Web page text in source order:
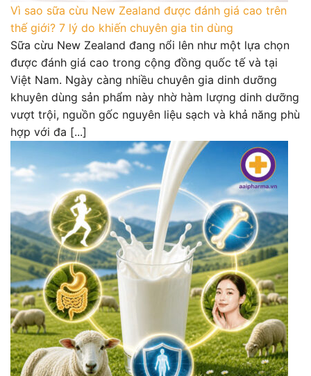
Vì sao sữa cừu New Zealand được đánh giá cao trên
thế giới? 7 lý do khiến chuyên gia tin dùng
Sữa cừu New Zealand đang nổi lên như một lựa chọn
được đánh giá cao trong cộng đồng quốc tế và tại
Việt Nam. Ngày càng nhiều chuyên gia dinh dưỡng
khuyên dùng sản phẩm này nhờ hàm lượng dinh dưỡng
vượt trội, nguồn gốc nguyên liệu sạch và khả năng phù
hợp với đa [...]